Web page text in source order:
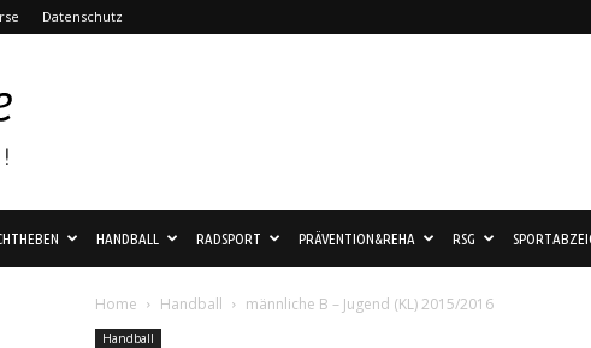
Datenschutz
HANDBALL RADSPORT PRÄVENTION&REHA RSG
Home Handball männliche B – Jugend (KL) 2015/2016
Handball